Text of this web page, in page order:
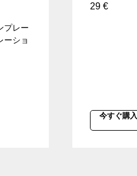
プレー
ーショ
29 €
今すぐ購入